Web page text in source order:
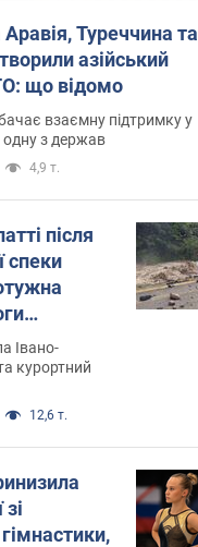
Туреччина та
азійський
що відомо
взаємну підтримку у
одну з держав
4,9 т.
після
спеки
на
Івано-
курортний
12,6 т.